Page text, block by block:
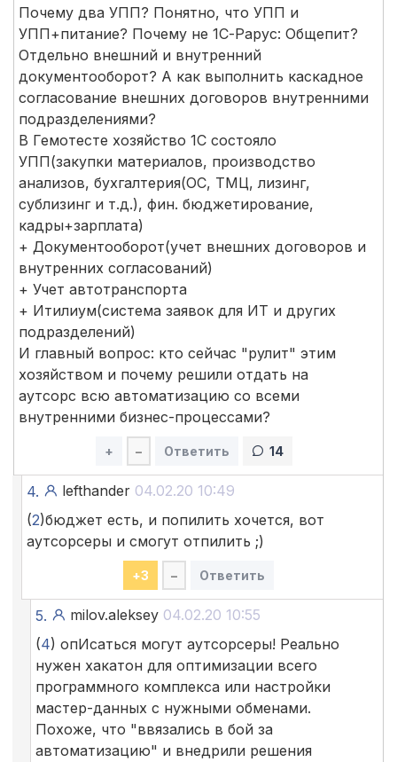
Почему два УПП? Понятно, что УПП и
УПП+питание? Почему не 1С-Рарус: Общепит?
Отдельно внешний и внутренний
документооборот? А как выполнить каскадное
согласование внешних договоров внутренними
подразделениями?
В Гемотесте хозяйство 1С состояло
УПП(закупки материалов, производство
анализов, бухгалтерия(ОС, ТМЦ, лизинг,
сублизинг и т.д.), фин. бюджетирование,
кадры+зарплата)
+ Документооборот(учет внешних договоров и
внутренних согласований)
+ Учет автотранспорта
+ Итилиум(система заявок для ИТ и других
подразделений)
И главный вопрос: кто сейчас "рулит" этим
хозяйством и почему решили отдать на
аутсорс всю автоматизацию со всеми
внутренними бизнес-процессами?
+ – Ответить 14
4. lefthander 04.02.20 10:49
(2)бюджет есть, и попилить хочется, вот
аутсорсеры и смогут отпилить ;)
+3 – Ответить
5. milov.aleksey 04.02.20 10:55
(4) опИсаться могут аутсорсеры! Реально
нужен хакатон для оптимизации всего
программного комплекса или настройки
мастер-данных с нужными обменами.
Похоже, что "ввязались в бой за
автоматизацию" и внедрили решения